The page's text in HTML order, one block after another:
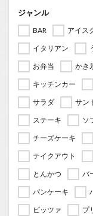
ジャンル
BAR アイス
イタリアン
お弁当
かき
キッチンカー
サラダ
サン
ステーキ
ソ
チーズケーキ
テイクアウト
とんかつ
バ
パンケーキ
ピッツァ
プ